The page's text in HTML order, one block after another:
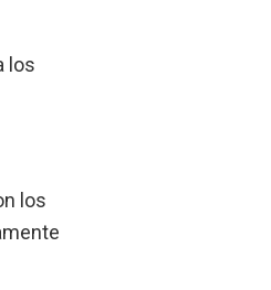
los
los